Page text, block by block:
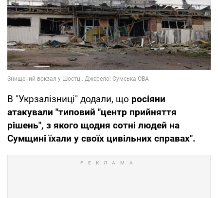
В "Укрзалізниці" додали, що росіяни
атакували "типовий "центр прийняття
рішень", з якого щодня сотні людей на
Сумщині їхали у своїх цивільних справах".